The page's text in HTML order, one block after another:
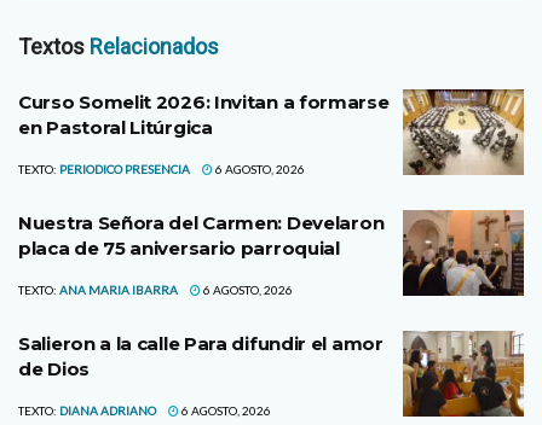
Textos Relacionados
Curso Somelit 2026: Invitan a formarse
en Pastoral Litúrgica
TEXTO: PERIODICO PRESENCIA 6 AGOSTO, 2026
Nuestra Señora del Carmen: Develaron
placa de 75 aniversario parroquial
TEXTO: ANA MARIA IBARRA 6 AGOSTO, 2026
Salieron a la calle Para difundir el amor
de Dios
TEXTO: DIANA ADRIANO 6 AGOSTO, 2026